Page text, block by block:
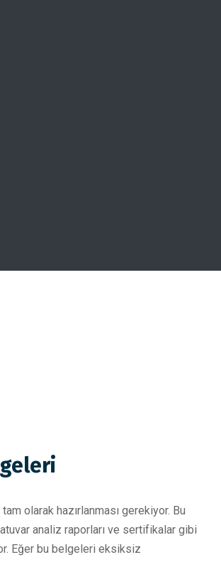
olarak hazırlanması gerekiyor. Bu
analiz raporları ve sertifikalar gibi
Eğer bu belgeleri eksiksiz